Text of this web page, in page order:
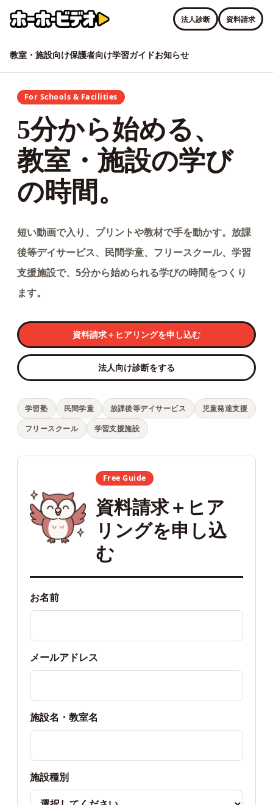
教室・施設向け保護者向け学習ガイドお知らせ
法人診断 資料請求
For Schools & Facilities
5分から始める、
教室・施設の学び
の時間。
短い動画で入り、プリントや教材で手を動かす。放課
後等デイサービス、民間学童、フリースクール、学習
支援施設で、5分から始められる学びの時間をつくり
ます。
資料請求＋ヒアリングを申し込む
法人向け診断をする
学習塾 民間学童 放課後等デイサービス
児童発達支援
フリースクール
学習支援施設
Free Guide
資料請求＋ヒア
リングを申し込
む
お名前
メールアドレス
施設名・教室名
施設種別